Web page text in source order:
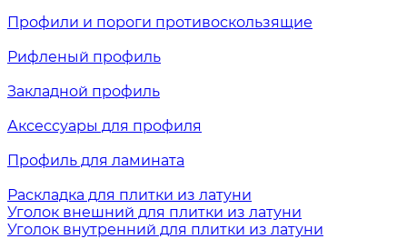
Профили и пороги противоскользящие
Рифленый профиль
Закладной профиль
Аксессуары для профиля
Профиль для ламината
Раскладка для плитки из латуни
Уголок внешний для плитки из латуни
Уголок внутренний для плитки из латуни